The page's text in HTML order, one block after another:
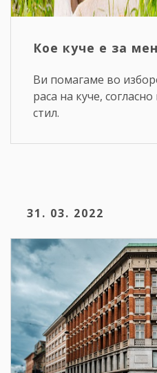
Кое куче е за
Ви помагаме во
раса на куче,
стил.
31. 03. 2022